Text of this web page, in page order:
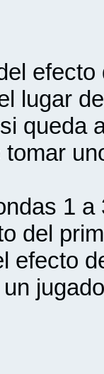
lugar
queda
1
del
efecto